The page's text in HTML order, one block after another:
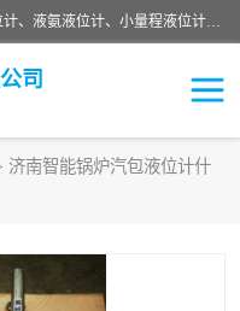
河南福瑞德仪表有限公司是生产销售电容液位计、液氨液位计、小量程液位计定制、智能锅炉水位计、液氮液位计等；并在产品开发、研制的过程中，吸取国内外仪器仪表的技术精华，建立了一支高、精、尖的科研开发队伍，使产品性能不断升级。
司
济南智能锅炉汽包液位计什
流量传感器